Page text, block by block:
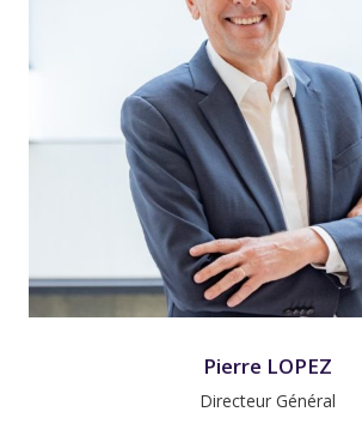
Pierre LOPEZ
Directeur Général